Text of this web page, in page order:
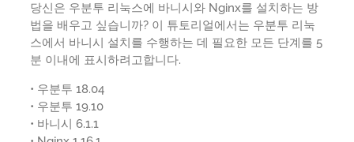
당신은 우분투 리눅스에 바니시와 Nginx를 설치하는 방
법을 배우고 싶습니까? 이 튜토리얼에서는 우분투 리눅
스에서 바니시 설치를 수행하는 데 필요한 모든 단계를 5
분 이내에 표시하려고합니다.
• 우분투 18.04
• 우분투 19.10
• 바니시 6.1.1